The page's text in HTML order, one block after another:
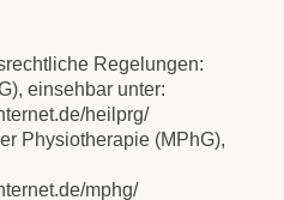
Regelungen:
einsehbar unter:
heilprg/
Physiotherapie (MPhG),
mphg/